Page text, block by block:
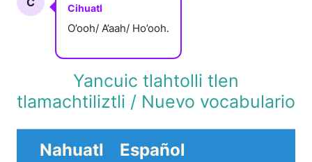
Cihuatl
O’ooh/ A’aah/ Ho’ooh.
Yancuic tlahtolli tlen
tlamachtiliztli / Nuevo vocabulario
Nahuatl Español